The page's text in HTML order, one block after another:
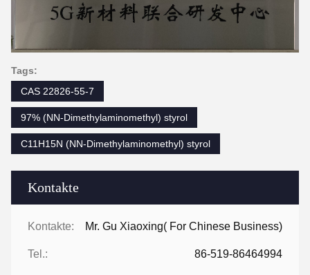
Kontakte
Kontakte: Mr. Gu Xiaoxing( For Chinese Business)
Tel.: 86-519-86464994
Tags:
CAS 22826-55-7
97% (NN-Dimethylaminomethyl) styrol
C11H15N (NN-Dimethylaminomethyl) styrol